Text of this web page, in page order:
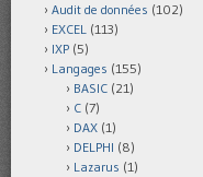
Audit de données (102)
EXCEL (113)
IXP (5)
Langages (155)
BASIC (21)
C (7)
DAX (1)
DELPHI (8)
Lazarus (1)